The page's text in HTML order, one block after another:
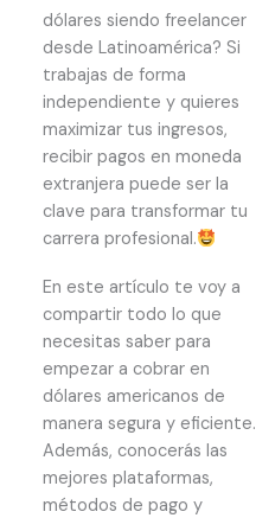
dólares siendo freelancer
desde Latinoamérica? Si
trabajas de forma
independiente y quieres
maximizar tus ingresos,
recibir pagos en moneda
extranjera puede ser la
clave para transformar tu
carrera profesional.
En este artículo te voy a
compartir todo lo que
necesitas saber para
empezar a cobrar en
dólares americanos de
manera segura y eficiente.
Además, conocerás las
mejores plataformas,
métodos de pago y